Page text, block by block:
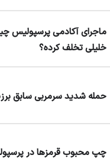
ماجرای آکادمی پرسپولیس
خلیلی تخلف کرده؟
حمله شدید سرمربی سابق
چپ محبوب قرمزها در